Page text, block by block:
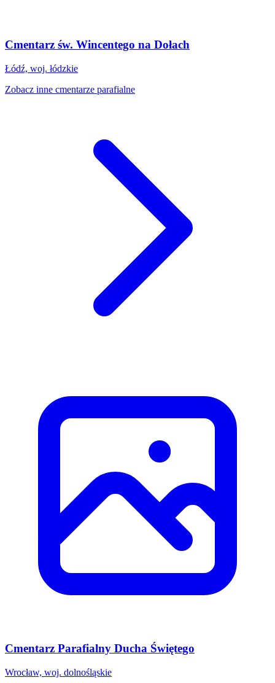
Cmentarz św. Wincentego na Dołach
Łódź, woj. łódzkie
Zobacz inne cmentarze parafialne
Cmentarz Parafialny Ducha Świętego
Wrocław, woj. dolnośląskie